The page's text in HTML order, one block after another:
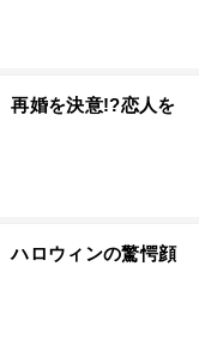
再婚を決意!?恋人を
ハロウィンの驚愕顔